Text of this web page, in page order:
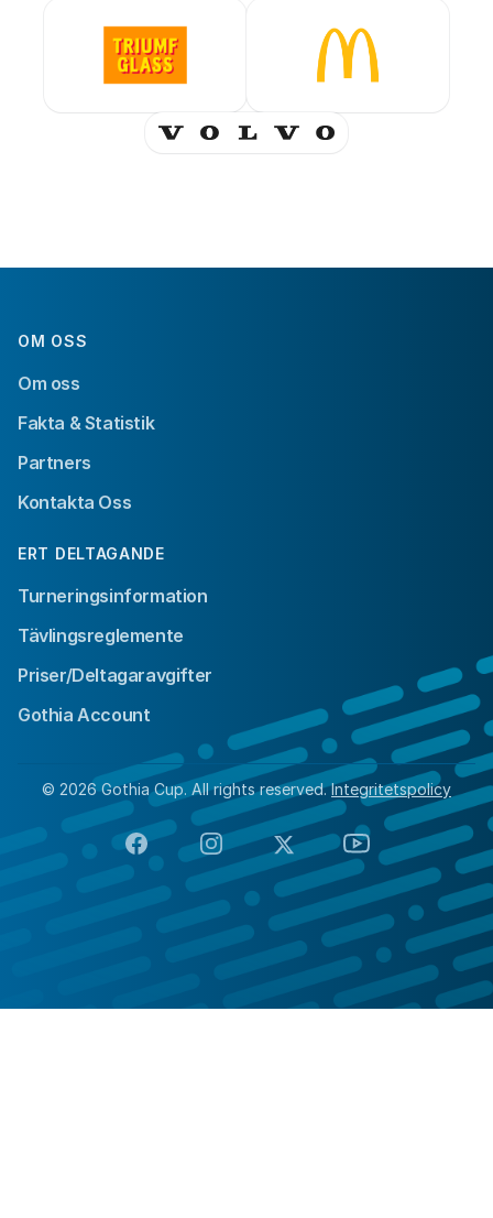
OM OSS
Om oss
Fakta & Statistik
Partners
Kontakta Oss
ERT DELTAGANDE
Turneringsinformation
Tävlingsreglemente
Priser/Deltagaravgifter
Gothia Account
© 2026 Gothia Cup. All rights reserved.Integritetspolicy
FacebookInstagram
X YouTube